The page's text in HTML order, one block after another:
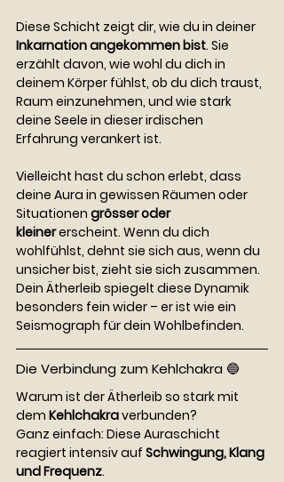
Diese Schicht zeigt dir, wie du in deiner
Inkarnation angekommen bist. Sie
erzählt davon, wie wohl du dich in
deinem Körper fühlst, ob du dich traust,
Raum einzunehmen, und wie stark
deine Seele in dieser irdischen
Erfahrung verankert ist.
Vielleicht hast du schon erlebt, dass
deine Aura in gewissen Räumen oder
Situationen grösser oder
kleiner erscheint. Wenn du dich
wohlfühlst, dehnt sie sich aus, wenn du
unsicher bist, zieht sie sich zusammen.
Dein Ätherleib spiegelt diese Dynamik
besonders fein wider – er ist wie ein
Seismograph für dein Wohlbefinden.
Die Verbindung zum Kehlchakra 🔵
Warum ist der Ätherleib so stark mit
dem Kehlchakra verbunden?
Ganz einfach: Diese Auraschicht
reagiert intensiv auf Schwingung, Klang
und Frequenz.